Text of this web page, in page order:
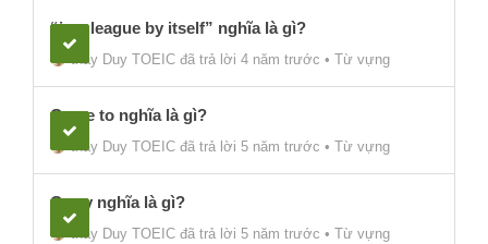
“in a league by itself” nghĩa là gì?
thầy Duy TOEIC đã trả lời 4 năm trước • Từ vựng
Come to nghĩa là gì?
thầy Duy TOEIC đã trả lời 5 năm trước • Từ vựng
Carry nghĩa là gì?
thầy Duy TOEIC đã trả lời 5 năm trước • Từ vựng